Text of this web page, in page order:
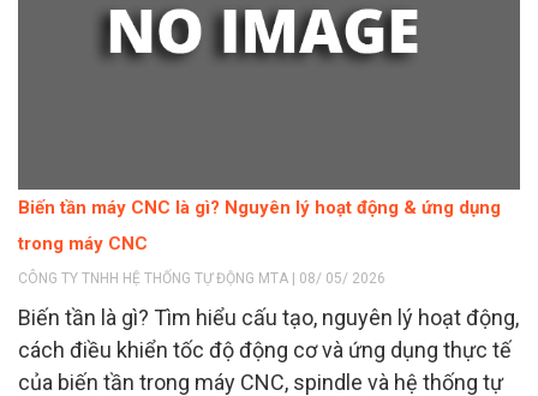
Biến tần máy CNC là gì? Nguyên lý hoạt động & ứng dụng
trong máy CNC
CÔNG TY TNHH HỆ THỐNG TỰ ĐỘNG MTA | 08/ 05/ 2026
Biến tần là gì? Tìm hiểu cấu tạo, nguyên lý hoạt động,
cách điều khiển tốc độ động cơ và ứng dụng thực tế
của biến tần trong máy CNC, spindle và hệ thống tự